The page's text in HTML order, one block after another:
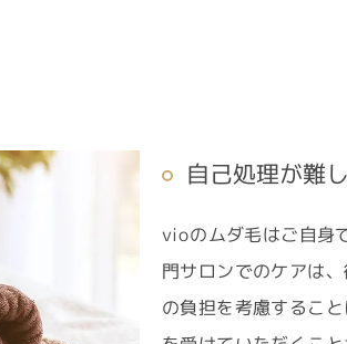
自己処理が難
vioのムダ毛はご自身
門サロンでのケアは
の負担を考慮するこ